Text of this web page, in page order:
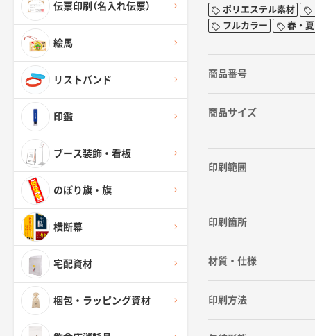
伝票印刷（名入れ伝票）
絵馬
リストバンド
印鑑
ブース装飾・看板
のぼり旗・旗
横断幕
宅配資材
梱包・ラッピング資材
ポリエステル素材
フルカラー
春・夏
商品番号
商品サイズ
印刷範囲
印刷箇所
材質・仕様
印刷方法